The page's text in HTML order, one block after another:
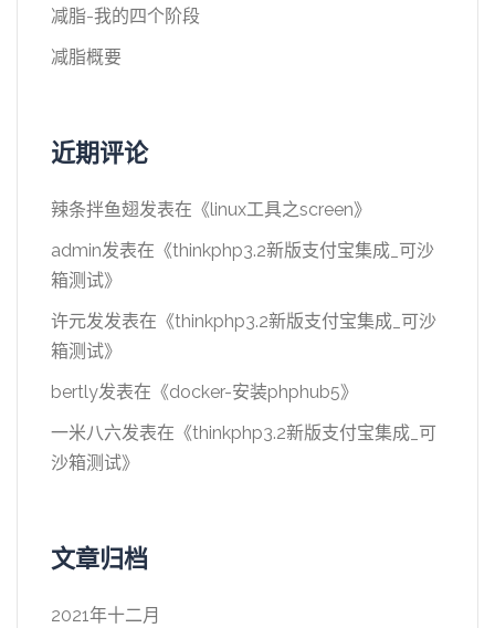
减脂-我的四个阶段
减脂概要
近期评论
辣条拌鱼翅发表在《linux工具之screen》
admin发表在《thinkphp3.2新版支付宝集成_可沙
箱测试》
许元发发表在《thinkphp3.2新版支付宝集成_可沙
箱测试》
bertly发表在《docker-安装phphub5》
一米八六发表在《thinkphp3.2新版支付宝集成_可
沙箱测试》
文章归档
2021年十二月